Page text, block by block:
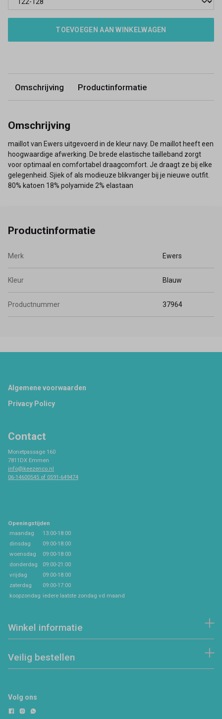
TOEVOEGEN AAN WINKELWAGEN
Omschrijving Productinformatie
Omschrijving
maillot van Ewers uitgevoerd in de kleur navy. De maillot heeft een
hoogwaardige afwerking. De brede elastische tailleband zorgt
voor optimaal en comfortabel draagcomfort. Je draagt ze bij elke
gelegenheid. Sjiek of als modieuze blikvanger bij je nieuwe outfit.
80% katoen 18% polyamide 2% elastaan
Productinformatie
Merk Ewers
Kleur Blauw
Productnummer 37964
Footer
Algemene voorwaarden
Privacy Policy
Contact
Monetpassage 160
7811DX Emmen
info@keezenco.nl
06-14600545 of 0591-649474
Openingstijden
maandag
13:00-18:00
dinsdag
09:00-18:00
woensdag
09:00-18:00
donderdag
09:00-21:00
vrijdag
09:00-18:00
zaterdag
09:00-17:00
koopzondag iedere laatste zondag vd maand
Winkel informatie
Veilig bestellen
Volg ons